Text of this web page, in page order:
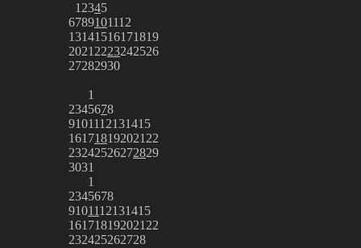
1 2345
6789101112
13141516171819
2021 2223242526
27282930
1
2345678
9101112131415
161718192021 22
23242526272829
3031
1
2345678
9101112131415
161718192021 22
232425262728